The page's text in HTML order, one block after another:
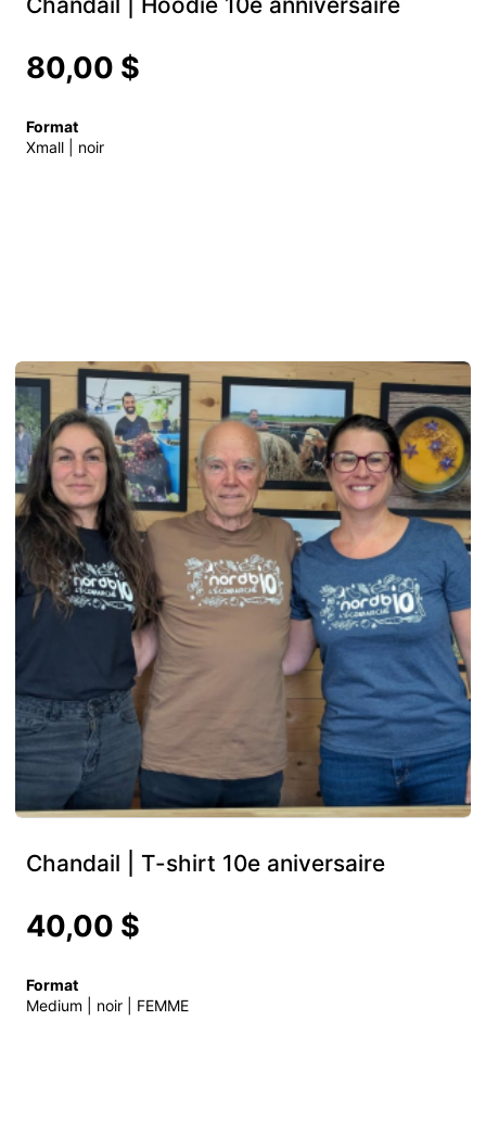
80,00 $
Format
Xmall | noir
Chandail | T-shirt 10e aniversaire
40,00 $
Format
Medium | noir | FEMME